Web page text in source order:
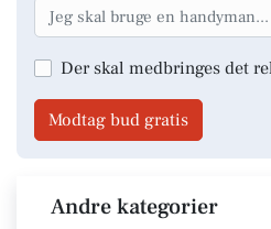
Der skal medbringes det
Modtag bud gratis
Andre kategorier